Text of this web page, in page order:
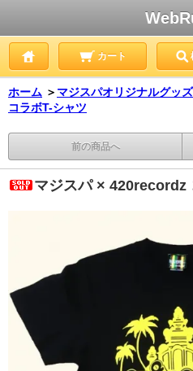
カート
ホーム ＞ マジスパオリジナルグッズ
コラボT-シャツ
前の商品へ
マジスパ × 420recordz